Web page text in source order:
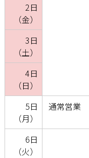
2日
（金）
3日
（土）
4日
（日）
5日
（月）
通常営業
6日
（火）